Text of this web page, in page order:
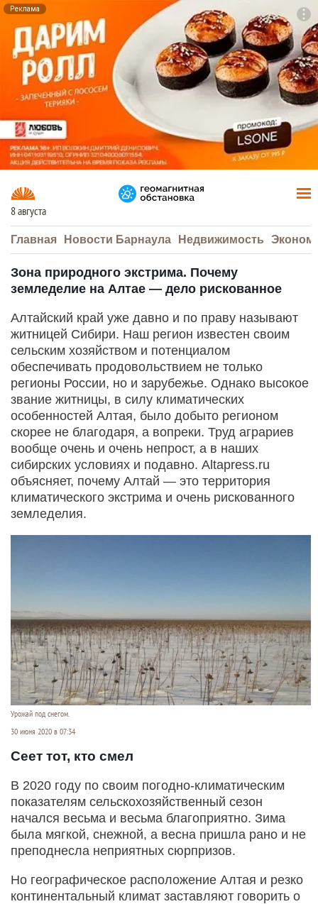
Реклама
8 августа
Главная Новости Барнаула Недвижимость
Зона природного экстрима. Почему
земледелие на Алтае — дело рискованное
Алтайский край уже давно и по праву называют
житницей Сибири. Наш регион известен своим
сельским хозяйством и потенциалом
обеспечивать продовольствием не только
регионы России, но и зарубежье. Однако высокое
звание житницы, в силу климатических
особенностей Алтая, было добыто регионом
скорее не благодаря, а вопреки. Труд аграриев
вообще очень и очень непрост, а в наших
сибирских условиях и подавно. Altapress.ru
объясняет, почему Алтай — это территория
климатического экстрима и очень рискованного
земледелия.
Урожай под снегом.
30 июня 2020 в 07:34
Сеет тот, кто смел
В 2020 году по своим погодно-климатическим
показателям сельскохозяйственный сезон
начался весьма и весьма благоприятно. Зима
была мягкой, снежной, а весна пришла рано и не
преподнесла неприятных сюрпризов.
Но географическое расположение Алтая и резко
континентальный климат заставляют говорить о